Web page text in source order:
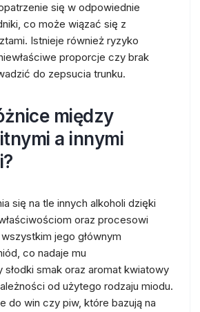
się w odpowiednie
co może wiązać się z
Istnieje również ryzyko
proporcje czy brak
do zepsucia trunku.
między
a innymi
się na tle innych alkoholi dzięki
oraz procesowi
jego głównym
co nadaje mu
smak oraz aromat kwiatowy
od użytego rodzaju miodu.
do win czy piw, które bazują na